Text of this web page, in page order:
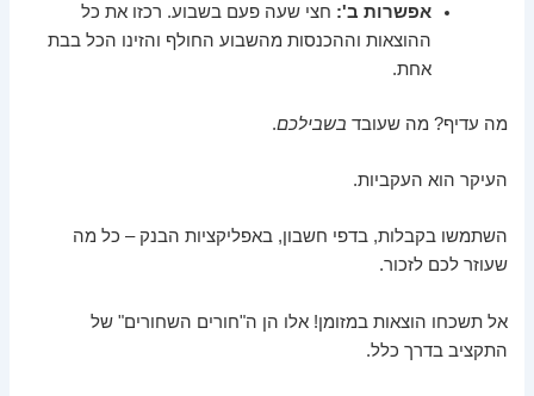
אפשרות ב': חצי שעה פעם בשבוע. רכזו את כל
ההוצאות וההכנסות מהשבוע החולף והזינו הכל בבת
אחת.
מה עדיף? מה שעובד בשבילכם.
העיקר הוא העקביות.
השתמשו בקבלות, בדפי חשבון, באפליקציות הבנק – כל מה
שעוזר לכם לזכור.
אל תשכחו הוצאות במזומן! אלו הן ה"חורים השחורים" של
התקציב בדרך כלל.